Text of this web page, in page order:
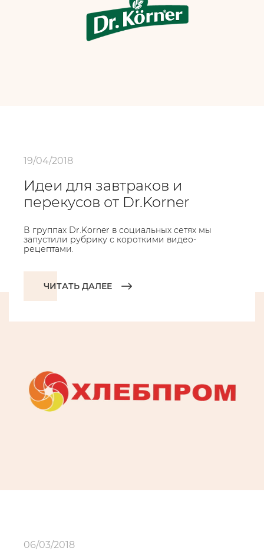
19/04/2018
Идеи для завтраков и
перекусов от Dr.Korner
В группах Dr.Korner в социальных сетях мы
запустили рубрику с короткими видео-
рецептами.
ЧИТАТЬ ДАЛЕЕ
06/03/2018